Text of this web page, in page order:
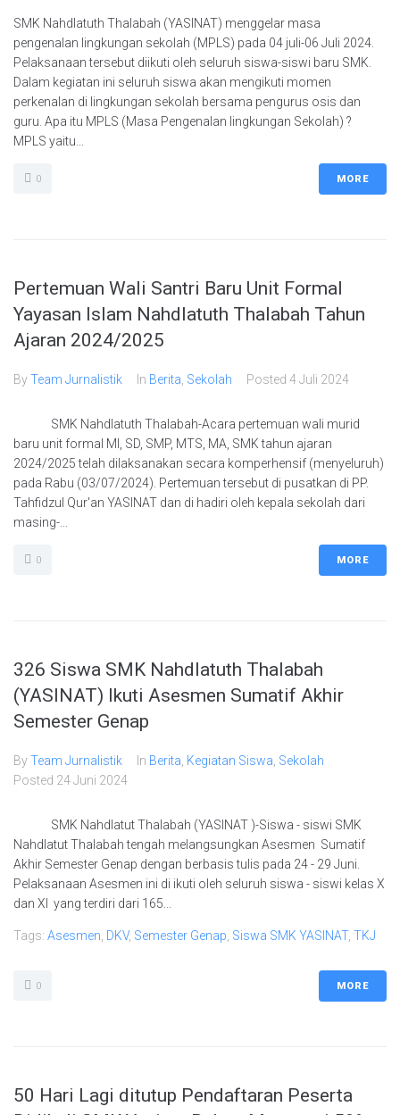
SMK Nahdlatuth Thalabah (YASINAT) menggelar masa
pengenalan lingkungan sekolah (MPLS) pada 04 juli-06 Juli 2024.
Pelaksanaan tersebut diikuti oleh seluruh siswa-siswi baru SMK.
Dalam kegiatan ini seluruh siswa akan mengikuti momen
perkenalan di lingkungan sekolah bersama pengurus osis dan
guru. Apa itu MPLS (Masa Pengenalan lingkungan Sekolah) ?
MPLS yaitu...
0 MORE
Pertemuan Wali Santri Baru Unit Formal
Yayasan Islam Nahdlatuth Thalabah Tahun
Ajaran 2024/2025
ByTeam Jurnalistik In Berita Sekolah Posted 4 Juli 2024
SMK Nahdlatuth Thalabah-Acara pertemuan wali murid
baru unit formal MI, SD, SMP, MTS, MA, SMK tahun ajaran
2024/2025 telah dilaksanakan secara komperhensif (menyeluruh)
pada Rabu (03/07/2024). Pertemuan tersebut di pusatkan di PP.
Tahfidzul Qur'an YASINAT dan di hadiri oleh kepala sekolah dari
masing-...
0 MORE
326 Siswa SMK Nahdlatuth Thalabah
(YASINAT) Ikuti Asesmen Sumatif Akhir
Semester Genap
ByTeam Jurnalistik In Berita Kegiatan Siswa Sekolah
Posted 24 Juni 2024
SMK Nahdlatut Thalabah (YASINAT )-Siswa - siswi SMK
Nahdlatut Thalabah tengah melangsungkan Asesmen Sumatif
Akhir Semester Genap dengan berbasis tulis pada 24 - 29 Juni.
Pelaksanaan Asesmen ini di ikuti oleh seluruh siswa - siswi kelas X
dan XI yang terdiri dari 165...
Tags: Asesmen DKV, Semester Genap Siswa SMK YASINAT, TKJ
0 MORE
50 Hari Lagi ditutup Pendaftaran Peserta